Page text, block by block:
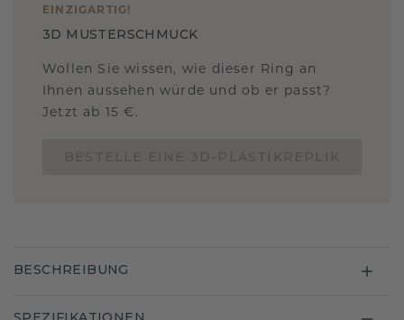
EINZIGARTIG !
3D MUSTERSCHMUCK
Wollen Sie wissen, wie dieser Ring an
Ihnen aussehen würde und ob er passt?
Jetzt ab 15 €.
BESCHREIBUNG